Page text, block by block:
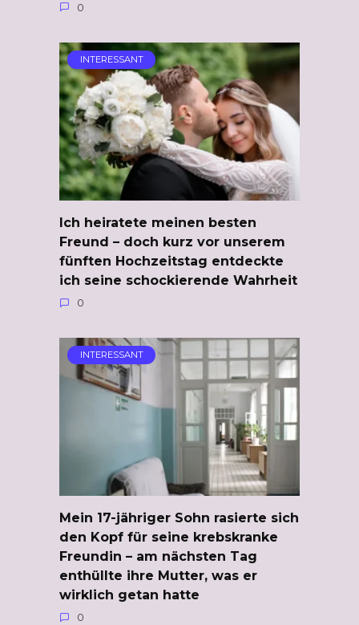
0
INTERESSANT
Ich heiratete meinen besten
Freund – doch kurz vor unserem
fünften Hochzeitstag entdeckte
ich seine schockierende Wahrheit
0
INTERESSANT
Mein 17-jähriger Sohn rasierte sich
den Kopf für seine krebskranke
Freundin – am nächsten Tag
enthüllte ihre Mutter, was er
wirklich getan hatte
0